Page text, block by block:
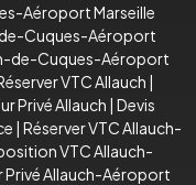
Aéroport Marseille
Cuques-Aéroport
de-Cuques-Aéroport
VTC Allauch |
Privé Allauch | Devis
| Réserver VTC Allauch-
VTC Allauch-
Privé Allauch-Aéroport